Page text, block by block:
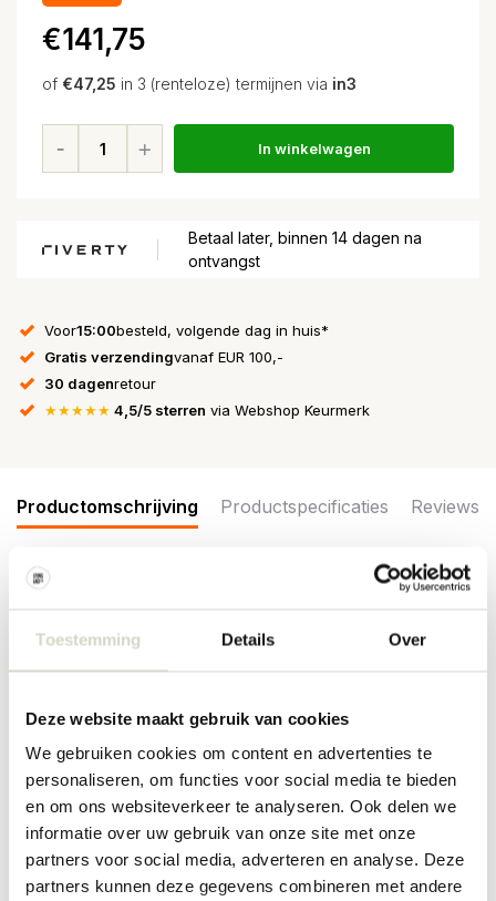
Toestemming Details Over
Deze website maakt gebruik van cookies
We gebruiken cookies om content en advertenties te
personaliseren, om functies voor social media te bieden
en om ons websiteverkeer te analyseren. Ook delen we
informatie over uw gebruik van onze site met onze
partners voor social media, adverteren en analyse. Deze
partners kunnen deze gegevens combineren met andere
€141,75
of €47,25 in 3 (renteloze) termijnen via in3
In winkelwagen
Betaal later, binnen 14 dagen na
ontvangst
Voor15:00besteld, volgende dag in huis*
Gratis verzendingvanaf EUR 100,-
30 dagenretour
★★★★★ 4,5/5 sterren via Webshop Keurmerk
Productomschrijving Productspecificaties Reviews
afgeronde bovenkant en het eenvoudige ontwerp geven de poef
Materiaal: polyester, mdf
Kleur: naturel
PRODUCTSPECIFICATIES
Artikelnummer 82065387